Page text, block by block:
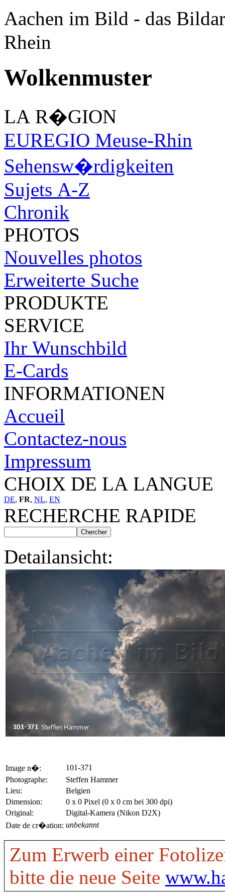
Aachen im Bild - das
Rhein
Wolkenmuster
LA R�GION
EUREGIO Meuse-Rhin
Sehensw�rdigkeiten
Sujets A-Z
Chronik
PHOTOS
Nouvelles photos
Erweiterte Suche
PRODUKTE
SERVICE
Ihr Wunschbild
E-Cards
INFORMATIONEN
Accueil
Contactez-nous
Impressum
CHOIX DE LA LANGUE
DE, FR, NL, EN
RECHERCHE RAPIDE
Detailansicht:
Image n�:
101-371
Photographe:
Steffen Hammer
Lieu:
Belgien
Dimension:
0 x 0 Pixel (0 x 0 cm bei 300 dpi)
Original:
Digital-Kamera (Nikon D2X)
Date de cr�ation: unbekannt
Zum Erwerb einer
bitte die neue Seite